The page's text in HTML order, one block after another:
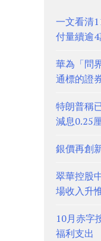
一文看清
付量續逾
華為「問
通標的證
特朗普稱
減息0.25
銀價再創
翠華控股
場收入升
10月赤字
福利支出